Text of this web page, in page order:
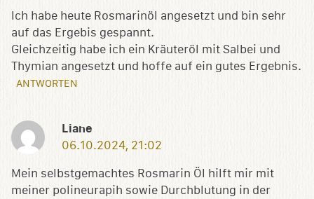
Ich habe heute Rosmarinöl angesetzt und bin sehr
auf das Ergebis gespannt.
Gleichzeitig habe ich ein Kräuteröl mit Salbei und
Thymian angesetzt und hoffe auf ein gutes Ergebnis.
ANTWORTEN
Liane
06.10.2024, 21:02
Mein selbstgemachtes Rosmarin Öl hilft mir mit
meiner polineurapih sowie Durchblutung in der